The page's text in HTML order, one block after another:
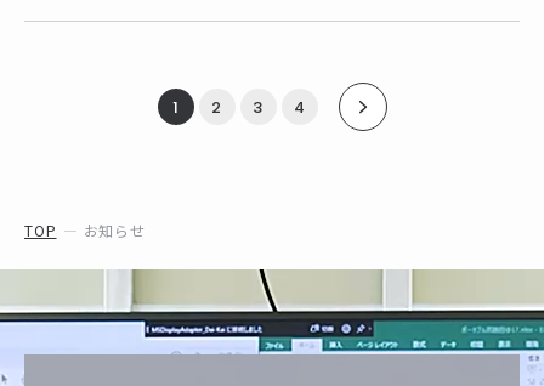
1 2 3 4 >
TOP お知らせ